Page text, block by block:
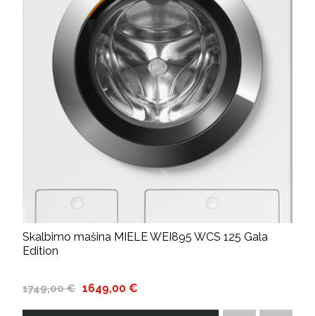
Skalbimo mašina MIELE WEI895 WCS 125 Gala
Edition
1749,00 € 1649,00 €